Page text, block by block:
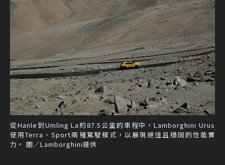
從Hanle到Umling La約87.5公里的車程中，Lamborghini Urus
使用Terra、Sport兩種駕駛模式，以展現絕佳且穩固的性能實
力。 圖／Lamborghini提供